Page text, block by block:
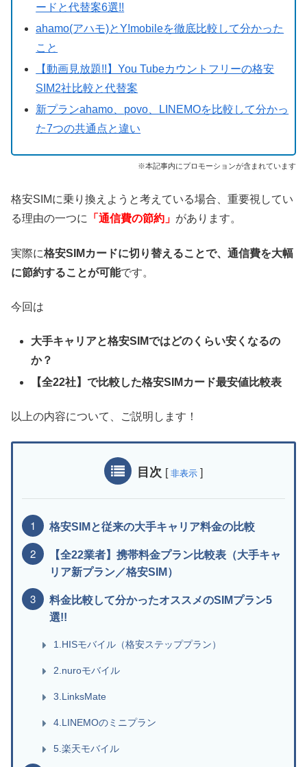
ードと代替案6選!!
ahamo(アハモ)とY!mobileを徹底比較して分かった
こと
【動画見放題!!】You Tubeカウントフリーの格安
SIM2社比較と代替案
新プランahamo、povo、LINEMOを比較して分かっ
た7つの共通点と違い
※本記事内にプロモーションが含まれています
格安SIMに乗り換えようと考えている場合、重要視してい
る理由の一つに
「通信費の節約」 があります。
実際に格安SIMカードに切り替えることで、通信費を大幅
に節約することが可能です。
今回は
大手キャリアと格安SIMではどのくらい安くなるの
か？
【全22社】で比較した格安SIMカード最安値比較表
以上の内容について、ご説明します！
目次 [ 非表示 ]
格安SIMと従来の大手キャリア料金の比較
【全22業者】携帯料金プラン比較表（大手キャ
リア新プラン／格安SIM）
料金比較して分かったオススメのSIMプラン5
選!!
1.HISモバイル（格安ステッププラン）
2.nuroモバイル
3.LinksMate
4.LINEMOのミニプラン
5.楽天モバイル